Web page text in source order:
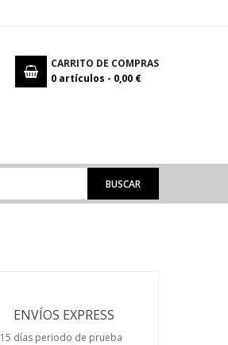
CARRITO DE COMPRAS
0 artículos - 0,00 €
BUSCAR
ENVÍOS EXPRESS
15 días periodo de prueba